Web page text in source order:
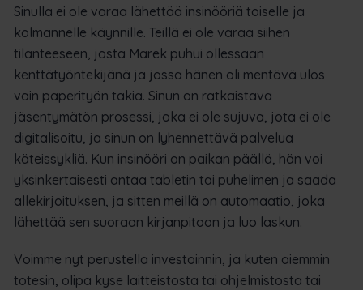
Sinulla ei ole varaa lähettää insinööriä toiselle ja
kolmannelle käynnille. Teillä ei ole varaa siihen
tilanteeseen, josta Marek puhui ollessaan
kenttätyöntekijänä ja jossa hänen oli mentävä ulos
vain paperityön takia. Sinun on ratkaistava
jäsentymätön prosessi, joka ei ole sujuva, jota ei ole
digitalisoitu, ja sinun on lyhennettävä palvelua
käteissykliä. Kun insinööri on paikan päällä, hän voi
yksinkertaisesti antaa tabletin tai puhelimen ja saada
allekirjoituksen, ja sitten meillä on automaatio, joka
lähettää sen suoraan kirjanpitoon ja luo laskun.
Voimme nyt perustella investoinnin, ja kuten aiemmin
totesin, olipa kyse laitteistosta tai ohjelmistosta tai